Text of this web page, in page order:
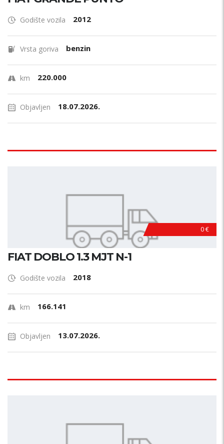
Godište vozila 2012
Vrsta goriva benzin
km 220.000
Objavljen 18.07.2026.
0 €
FIAT DOBLO 1.3 MJT N-1
Godište vozila 2018
km 166.141
Objavljen 13.07.2026.